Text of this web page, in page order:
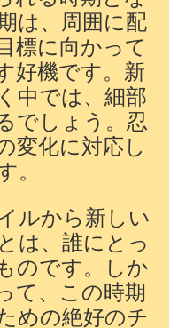
は、周囲に配
標に向かって
好機です。新
中では、細部
でしょう。忍
変化に対応し
。
ルから新しい
は、誰にとっ
のです。しか
て、この時期
めの絶好のチ